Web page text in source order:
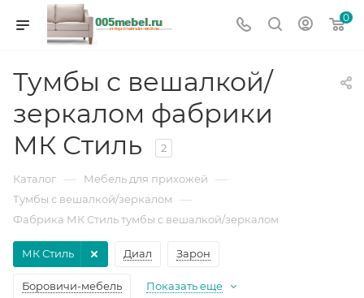
0
Тумбы с вешалкой/
зеркалом фабрики
МК Стиль
2
Каталог — Мебель для прихожей —
Тумбы с вешалкой/зеркалом —
Фабрика МК Стиль тумбы с вешалкой/зеркалом
Диал Зарон
Боровичи-мебель
МК Стиль
Показать еще